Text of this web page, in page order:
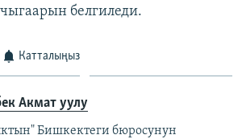
белгиледи.
Катталыңыз
Акмат уулу
Бишкектеги бюросунун